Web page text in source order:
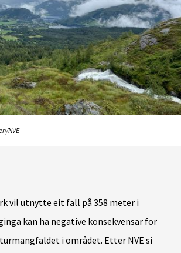
NVE
vil utnytte eit fall på 358 meter i
kan ha negative konsekvensar for
i området. Etter NVE si